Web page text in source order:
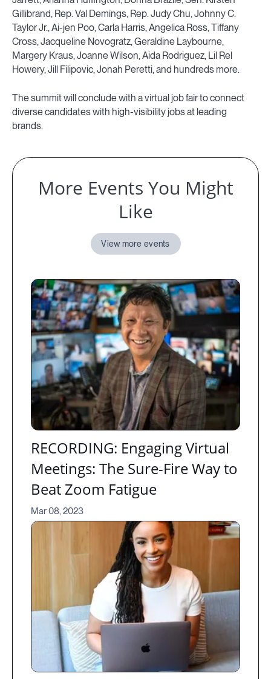
Gillibrand, Rep. Val Demings, Rep. Judy Chu, Johnny C.
Taylor Jr., Ai-jen Poo, Carla Harris, Angelica Ross, Tiffany
Cross, Jacqueline Novogratz, Geraldine Laybourne,
Margery Kraus, Joanne Wilson, Aida Rodriguez, Lil Rel
Howery, Jill Filipovic, Jonah Peretti, and hundreds more.
The summit will conclude with a virtual job fair to connect
diverse candidates with high-visibility jobs at leading
brands.
More Events You Might
Like
View more events
RECORDING: Engaging Virtual
Meetings: The Sure-Fire Way to
Beat Zoom Fatigue
Mar 08, 2023